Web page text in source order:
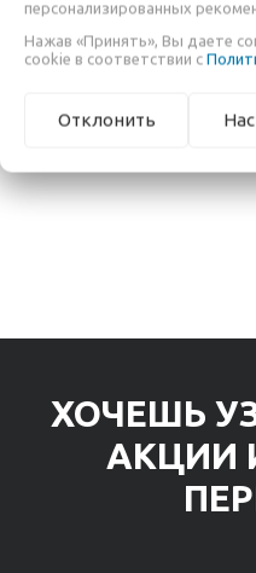
Адаптер Canon EF to E-mount
ХОЧЕШЬ
АКЦИИ
персонализированных
Нажав «Принять», Вы даете
cookie в соответствии с
Отклонить